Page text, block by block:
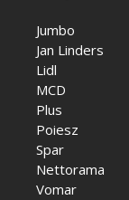
Jumbo
Jan Linders
Lidl
MCD
Plus
Poiesz
Spar
Nettorama
Vomar